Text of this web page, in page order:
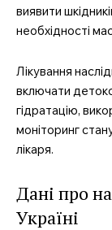
виявити
необхідності
Лікування
включати
гідратацію,
моніторинг
лікаря.
Дані про
Україні